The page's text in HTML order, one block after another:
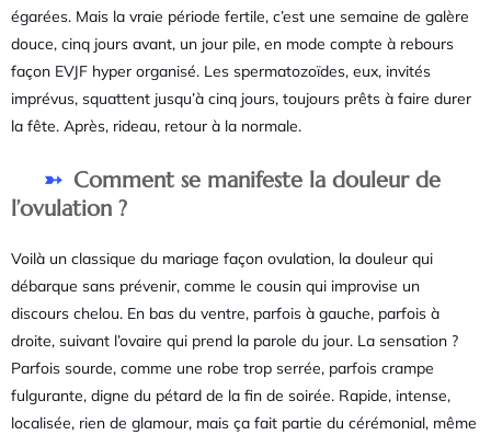
égarées. Mais la vraie période fertile, c’est une semaine de galère
douce, cinq jours avant, un jour pile, en mode compte à rebours
façon EVJF hyper organisé. Les spermatozoïdes, eux, invités
imprévus, squattent jusqu’à cinq jours, toujours prêts à faire durer
la fête. Après, rideau, retour à la normale.
Comment se manifeste la douleur de
l’ovulation ?
Voilà un classique du mariage façon ovulation, la douleur qui
débarque sans prévenir, comme le cousin qui improvise un
discours chelou. En bas du ventre, parfois à gauche, parfois à
droite, suivant l’ovaire qui prend la parole du jour. La sensation ?
Parfois sourde, comme une robe trop serrée, parfois crampe
fulgurante, digne du pétard de la fin de soirée. Rapide, intense,
localisée, rien de glamour, mais ça fait partie du cérémonial, même